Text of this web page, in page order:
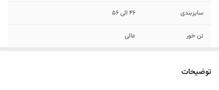
سایزبندی ۴۶ الی ۵۶
تن خور عالی
توضیحات